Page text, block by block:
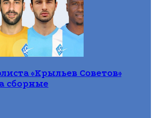
«Крыльев Советов»
сборные